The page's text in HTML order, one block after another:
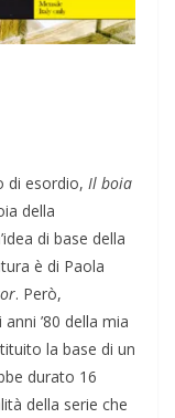
di esordio, Il boia
della
di base della
è di Paola
. Però,
’80 della mia
la base di un
durato 16
della serie che